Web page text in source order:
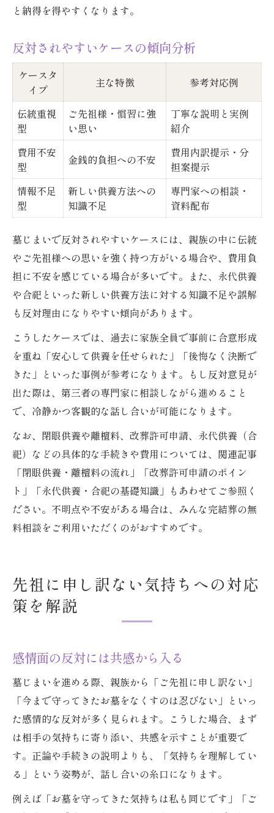
と納得を得やすくなります。
反対されやすいケースの傾向分析
ケースタ
イプ
主な特徴 参考対応例
伝統重視
型
ご先祖様・慣習に強
い思い
丁寧な説明と実例
紹介
費用不安
型
金銭的負担への不安
費用内訳提示・分
担案提示
情報不足
型
新しい供養方法への
知識不足
専門家への相談・
資料配布
墓じまいで反対されやすいケースには、親族の中に伝統
やご先祖様への思いを強く持つ方がいる場合や、費用負
担に不安を感じている場合が多いです。また、永代供養
や合祀といった新しい供養方法に対する知識不足や誤解
も反対理由になりやすい傾向があります。
こうしたケースでは、過去に家族全員で事前に合意形成
を重ね「安心して供養を任せられた」「後悔なく決断で
きた」といった事例が参考になります。もし反対意見が
出た際は、第三者の専門家に相談しながら進めること
で、冷静かつ客観的な話し合いが可能になります。
なお、閉眼供養や離檀料、改葬許可申請、永代供養（合
祀）などの具体的な手続きや費用については、関連記事
「閉眼供養・離檀料の流れ」「改葬許可申請のポイン
ト」「永代供養・合祀の基礎知識」もあわせてご参照く
ださい。不明点や不安がある場合は、みんな完結葬の無
料相談をご利用いただくのがおすすめです。
先祖に申し訳ない気持ちへの対応
策を解説
感情面の反対には共感から入る
墓じまいを進める際、親族から「ご先祖に申し訳ない」
「今まで守ってきたお墓をなくすのは忍びない」といっ
た感情的な反対が多く見られます。こうした場合、まず
は相手の気持ちに寄り添い、共感を示すことが重要で
す。正論や手続きの説明よりも、「気持ちを理解してい
る」という姿勢が、話し合いの糸口になります。
例えば「お墓を守ってきた気持ちは私も同じです」「ご